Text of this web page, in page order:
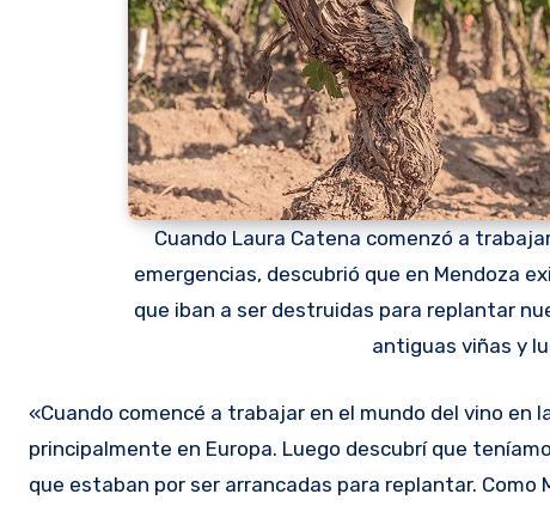
Cuando Laura Catena comenzó a
emergencias, descubrió que en Mendoza
que iban a ser destruidas para replantar
antiguas viñas y
«Cuando comencé a trabajar en el mundo del vino en
principalmente en Europa. Luego descubrí que
que estaban por ser arrancadas para replantar. Como